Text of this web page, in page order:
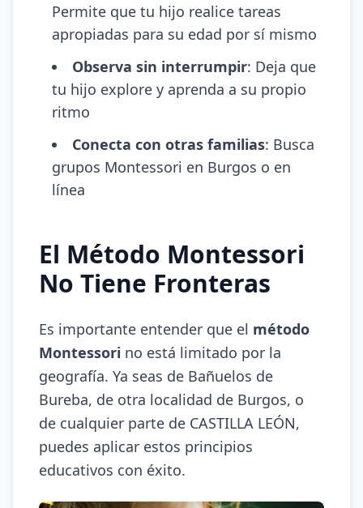
Permite que tu hijo realice tareas
apropiadas para su edad por sí mismo
Observa sin interrumpir: Deja que
tu hijo explore y aprenda a su propio
ritmo
Conecta con otras familias: Busca
grupos Montessori en Burgos o en
línea
El Método Montessori
No Tiene Fronteras
Es importante entender que el método
Montessori no está limitado por la
geografía. Ya seas de Bañuelos de
Bureba, de otra localidad de Burgos, o
de cualquier parte de CASTILLA LEÓN,
puedes aplicar estos principios
educativos con éxito.